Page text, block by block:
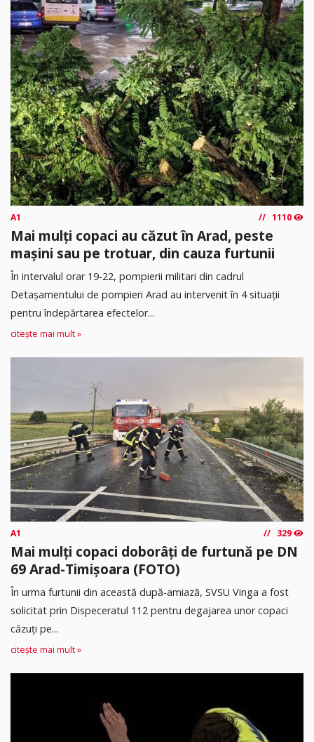
A1 1110
Mai mulți copaci au căzut în Arad, peste
mașini sau pe trotuar, din cauza furtunii
În intervalul orar 19-22, pompierii militari din cadrul
Detașamentului de pompieri Arad au intervenit în 4 situații
pentru îndepărtarea efectelor...
citește mai mult »
A1 329
Mai mulți copaci doborâți de furtună pe DN
69 Arad-Timișoara (FOTO)
În urma furtunii din această după-amiază, SVSU Vinga a fost
solicitat prin Dispeceratul 112 pentru degajarea unor copaci
căzuți pe...
citește mai mult »